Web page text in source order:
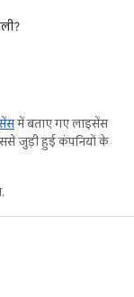
में बताए गए लाइसेंस
जुड़ी हुई कंपनियों के